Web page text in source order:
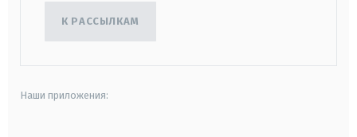
К РАССЫЛКАМ
Наши приложения: